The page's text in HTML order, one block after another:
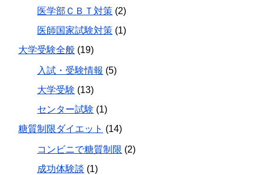
医学部ＣＢＴ対策 (2)
医師国家試験対策 (1)
大学受験全般 (19)
入試・受験情報 (5)
大学受験 (13)
センター試験 (1)
糖質制限ダイエット (14)
コンビニで糖質制限 (2)
成功体験談 (1)